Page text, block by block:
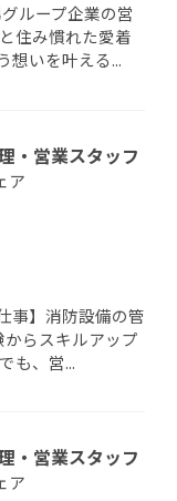
ループ企業の営
住み慣れた愛着
想いを叶える...
・営業スタッフ
ア
事】消防設備の管
らスキルアップ
も、営...
・営業スタッフ
ア